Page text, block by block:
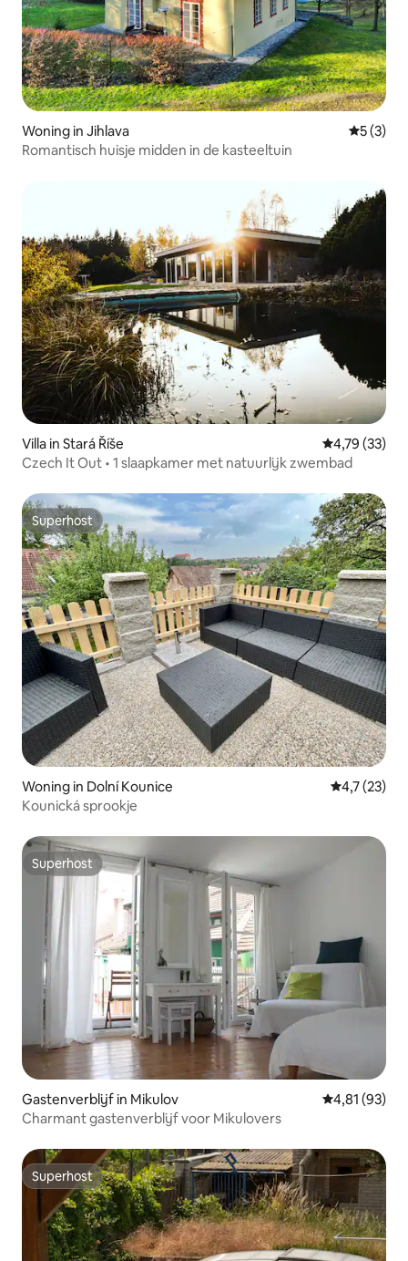
Woning in Jihlava
5 (3)
Romantisch huisje midden in de kasteeltuin
Villa in Stará Říše Gemiddelde
4,79 (33)
Czech It Out • 1 slaapkamer met natuurlijk zwembad
Superhost
Superhost
Woning in Dolní Kounice
4,7 (23)
Kounická sprookje
Superhost
Superhost
Gastenverblijf in Mikulov Gemiddelde
4,81 (93)
Charmant gastenverblijf voor Mikulovers
Superhost
Superhost